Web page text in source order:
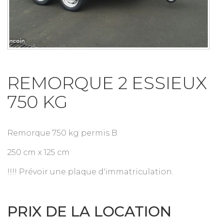
REMORQUE 2 ESSIEUX
750 KG
Remorque 750 kg permis B
250 cm x 125 cm
!!!! Prévoir une plaque d'immatriculation.
PRIX DE LA LOCATION